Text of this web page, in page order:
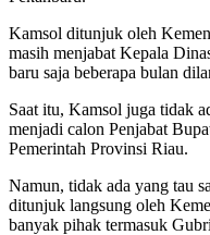
Kamsol ditunjuk oleh
masih menjabat Kepala
baru saja beberapa bulan
Saat itu, Kamsol juga tidak
menjadi calon Penjabat
Pemerintah Provinsi Riau.
Namun, tidak ada yang tau
ditunjuk langsung oleh
banyak pihak termasuk